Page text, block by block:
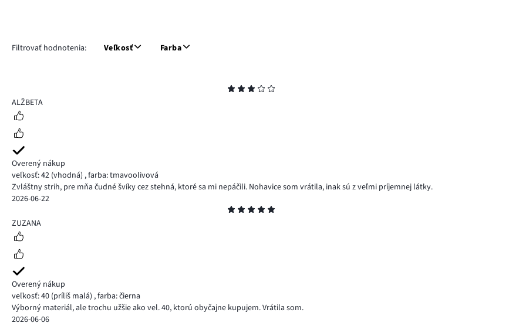
Filtrovať hodnotenia: Veľkosť Farba
3
ALŽBETA
Overený nákup
veľkosť: 42 (vhodná) ,farba: tmavoolivová
Zvláštny strih, pre mňa čudné švíky cez stehná, ktoré sa mi nepáčili. Nohavice som vrátila, inak sú z veľmi príjemnej látky.
2026-06-22
5
ZUZANA
Overený nákup
veľkosť: 40 (príliš malá) ,farba: čierna
Výborný materiál, ale trochu užšie ako vel. 40, ktorú obyčajne kupujem. Vrátila som.
2026-06-06